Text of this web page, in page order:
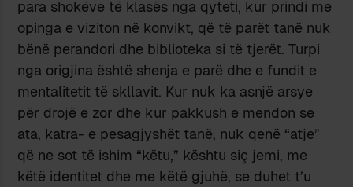
para shokëve të klasës nga qyteti, kur prindi me
opinga e viziton në konvikt, që të parët tanë nuk
bënë perandori dhe biblioteka si të tjerët. Turpi
nga origjina është shenja e parë dhe e fundit e
mentalitetit të skllavit. Kur nuk ka asnjë arsye
për drojë e zor dhe kur pakkush e mendon se
ata, katra- e pesagjyshët tanë, nuk qenë “atje”
që ne sot të ishim “këtu,” kështu siç jemi, me
këtë identitet dhe me këtë gjuhë, se duhet t’u